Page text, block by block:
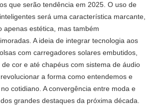
que serão tendência em 2025. O uso de
será uma característica marcante,
apenas estética, mas também
A ideia de integrar tecnologia aos
com carregadores solares embutidos,
cor e até chapéus com sistema de áudio
a forma como entendemos e
cotidiano. A convergência entre moda e
grandes destaques da próxima década.